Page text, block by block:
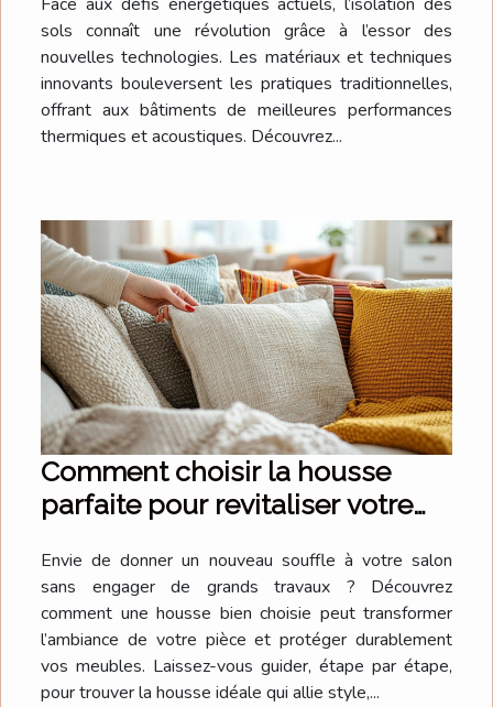
sols connaît une révolution grâce à l’essor des
nouvelles technologies. Les matériaux et techniques
innovants bouleversent les pratiques traditionnelles,
offrant aux bâtiments de meilleures performances
thermiques et acoustiques. Découvrez...
Comment choisir la housse
parfaite pour revitaliser votre
Envie de donner un nouveau souffle à votre salon
sans engager de grands travaux ? Découvrez
comment une housse bien choisie peut transformer
l’ambiance de votre pièce et protéger durablement
vos meubles. Laissez-vous guider, étape par étape,
pour trouver la housse idéale qui allie style,...